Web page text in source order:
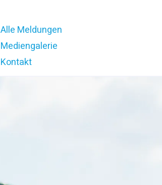
Alle Meldungen
Mediengalerie
Kontakt